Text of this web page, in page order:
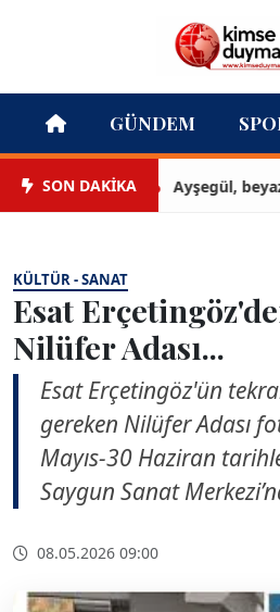
GÜNDEM
SON DAKİKAAyşegül, beyaz
KÜLTÜR - SANAT
Esat
Nilüfer Adası...
Esat Erçetingöz'ün
gereken Nilüfer Adası
Mayıs-30 Haziran
Saygun Sanat
08.05.2026 09:00